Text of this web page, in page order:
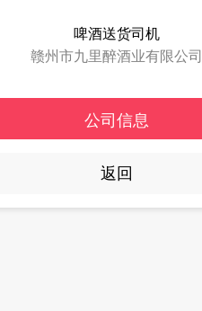
啤酒送货司机
赣州市九里醉酒业有限公司
公司信息
返回